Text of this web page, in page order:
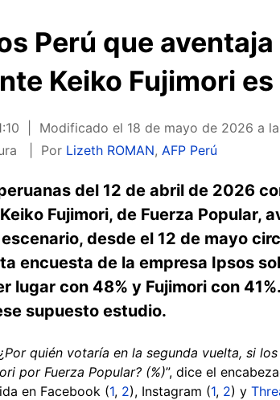
Perú que
Keiko Fujimori
Modificado el 18 de mayo de 2026 a
Por Lizeth ROMAN,AFP Perú
del 12 de abril de 2026
Fujimori, de Fuerza Popular,
desde el 12 de mayo
encuesta de la empresa Ipsos
lugar con 48% y Fujimori con
supuesto estudio.
quién votaría en la segunda vuelta, si
por Fuerza Popular? (%)”, dice el
en Facebook (1, 2), Instagram (1, 2) y